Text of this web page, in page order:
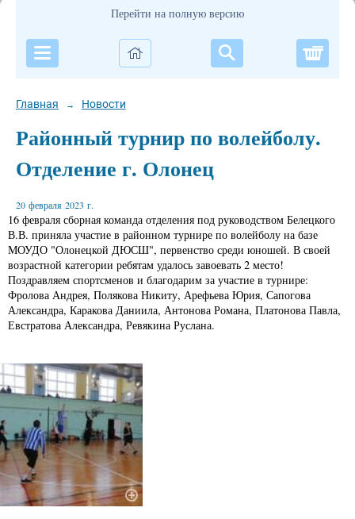
Перейти на полную версию
Главная → Новости
Районный турнир по волейболу.
Отделение г. Олонец
20 февраля 2023 г.
16 февраля сборная команда отделения под руководством Белецкого
В.В. приняла участие в районном турнире по волейболу на базе
МОУДО "Олонецкой ДЮСШ", первенство среди юношей. В своей
возрастной категории ребятам удалось завоевать 2 место!
Поздравляем спортсменов и благодарим за участие в турнире:
Фролова Андрея, Полякова Никиту, Арефьева Юрия, Сапогова
Александра, Каракова Даниила, Антонова Романа, Платонова Павла,
Евстратова Александра, Ревякина Руслана.